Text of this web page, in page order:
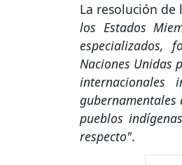
La resolución
los Estados
especializados,
Naciones Unidas
internacionales
gubernamentales
pueblos
respecto".